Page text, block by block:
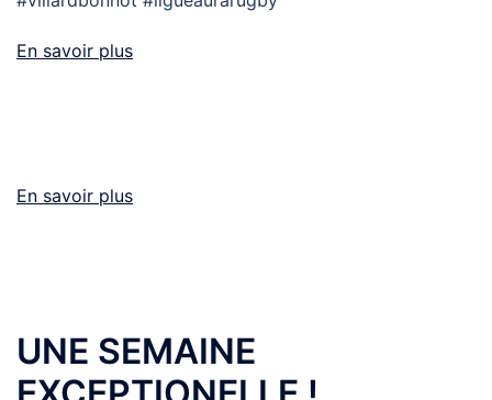
En savoir plus
En savoir plus
UNE SEMAINE